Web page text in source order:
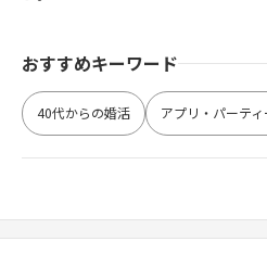
おすすめキーワード
40代からの婚活 アプリ・パーテ